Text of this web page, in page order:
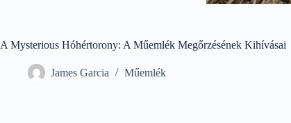
A Mysterious Hóhértorony: A Műemlék Megőrzésének Kihívásai
James Garcia Műemlék